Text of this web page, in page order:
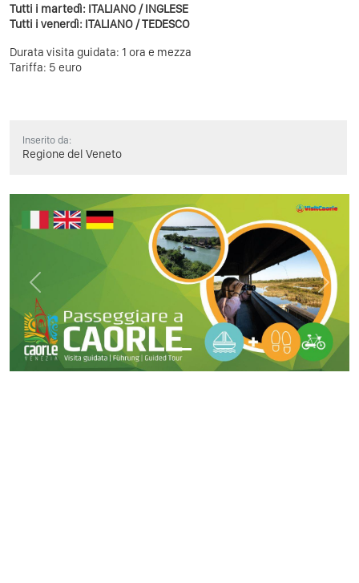
Tutti i martedì: ITALIANO / INGLESE
Tutti i venerdì: ITALIANO / TEDESCO
Durata visita guidata: 1 ora e mezza
Tariffa: 5 euro
Inserito da:
Regione del Veneto
Previous Next